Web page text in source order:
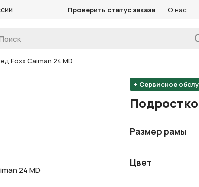
Проверить статус заказа О нас
Foxx Caiman 24 MD
+ Сервисное
Размер рамы
Цвет